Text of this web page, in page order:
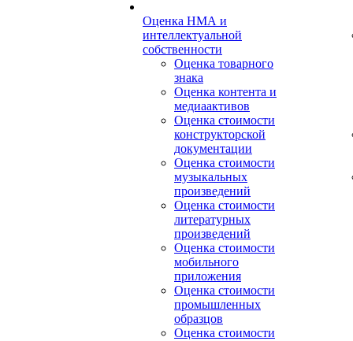
Оценка НМА и
интеллектуальной
собственности
Оценка товарного
знака
Оценка контента и
медиаактивов
Оценка стоимости
конструкторской
документации
Оценка стоимости
музыкальных
произведений
Оценка стоимости
литературных
произведений
Оценка стоимости
мобильного
приложения
Оценка стоимости
промышленных
образцов
Оценка стоимости